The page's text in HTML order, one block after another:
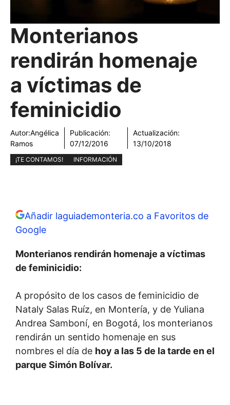
Monterianos
rendirán homenaje
a víctimas de
feminicidio
Autor:Angélica
Ramos
Publicación:
07/12/2016
Actualización:
13/10/2018
¡TE CONTAMOS! INFORMACIÓN
Añadir laguiademonteria.co a Favoritos de
Google
Monterianos rendirán homenaje a víctimas
de feminicidio:
A propósito de los casos de feminicidio de
Nataly Salas Ruíz, en Montería, y de Yuliana
Andrea Samboní, en Bogotá, los monterianos
rendirán un sentido homenaje en sus
nombres el día de hoy a las 5 de la tarde en el
parque Simón Bolívar.